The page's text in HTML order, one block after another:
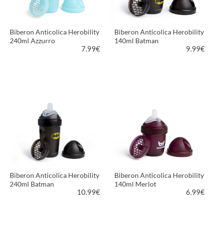
Biberon Anticolica Herobility
240ml Azzurro
7.99€
Biberon Anticolica Herobility
140ml Batman
9.99€
Biberon Anticolica Herobility
240ml Batman
10.99€
Biberon Anticolica Herobility
140ml Merlot
6.99€